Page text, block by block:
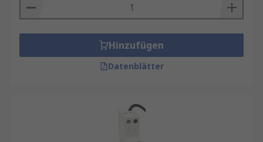
Hinzufügen
Datenblätter